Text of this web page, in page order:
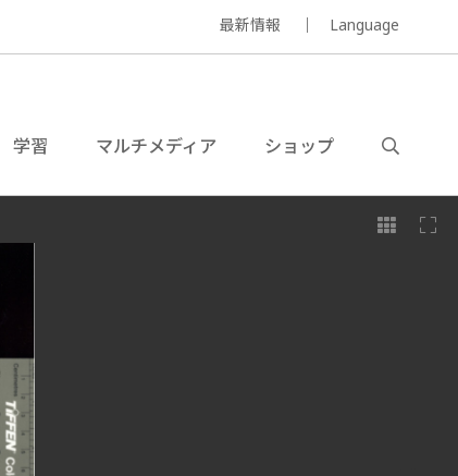
最新情報 Language
学習 マルチメディア ショップ